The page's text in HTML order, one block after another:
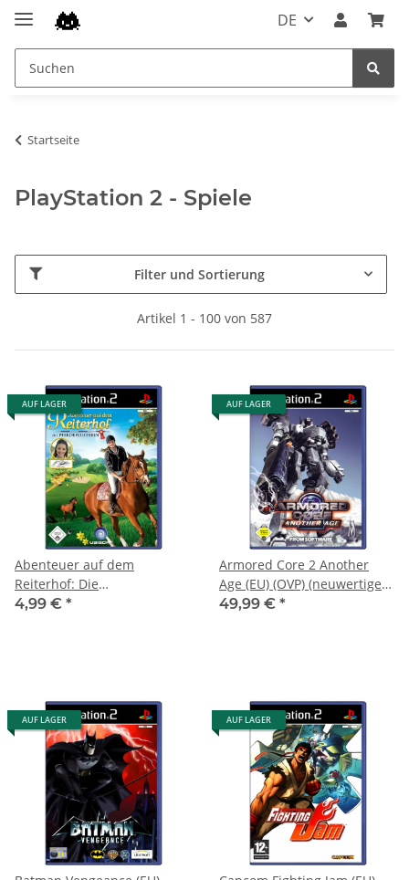
DE
Startseite
PlayStation 2 - Spiele
Filter und Sortierung
Artikel 1 - 100 von 587
AUF LAGER
Abenteuer auf dem
Reiterhof: Die
Pferdeflüsterin (EU) (OVP)
4,99 € *
AUF LAGER
Armored Core 2 Another
Age (EU) (OVP) (neuwertiger
Sammlerzustand) -
49,99 € *
AUF LAGER AUF LAGER